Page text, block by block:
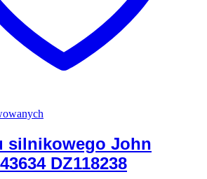
silnikowego John
DZ118238